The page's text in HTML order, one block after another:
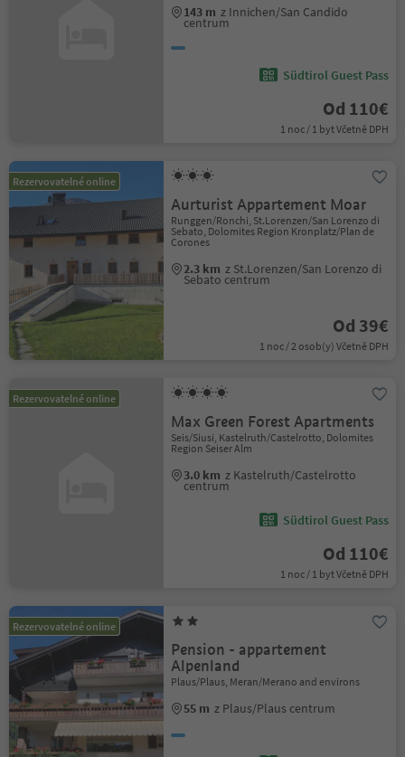
143 m z Innichen/San Candido
centrum
Südtirol Guest Pass
Od 110€
1 noc / 1 byt Včetně DPH
Rezervovatelné online
Aurturist Appartement Moar
Runggen/Ronchi, St.Lorenzen/San Lorenzo di
Sebato, Dolomites Region Kronplatz/Plan de
Corones
2.3 km z St.Lorenzen/San Lorenzo di
Sebato centrum
Od 39€
1 noc / 2 osob(y) Včetně DPH
Rezervovatelné online
Max Green Forest Apartments
Seis/Siusi, Kastelruth/Castelrotto, Dolomites
Region Seiser Alm
3.0 km z Kastelruth/Castelrotto
centrum
Südtirol Guest Pass
Od 110€
1 noc / 1 byt Včetně DPH
Rezervovatelné online
Pension - appartement
Alpenland
Plaus/Plaus, Meran/Merano and environs
55 m z Plaus/Plaus centrum